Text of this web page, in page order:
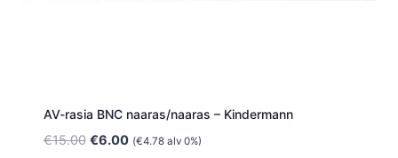
AV-rasia BNC naaras/naaras – Kindermann
€15.00 Alkuperäinen
€6.00Nykyinen
(€4.78alv 0%)